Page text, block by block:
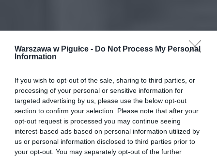
Warszawa w Pigułce - Do Not Process My Personal
Information
If you wish to opt-out of the sale, sharing to third parties, or
processing of your personal or sensitive information for
targeted advertising by us, please use the below opt-out
section to confirm your selection. Please note that after your
opt-out request is processed you may continue seeing
interest-based ads based on personal information utilized by
us or personal information disclosed to third parties prior to
your opt-out. You may separately opt-out of the further